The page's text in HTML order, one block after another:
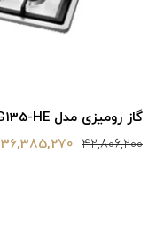
گاز رومیزی مدل G135-HE اخوان
42,806,200 36,385,270 تومان